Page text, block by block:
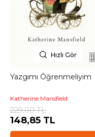
Hızlı Gör
Yazgımı Öğrenmeliyim
Katherine Mansfield
229,00 TL
148,85 TL